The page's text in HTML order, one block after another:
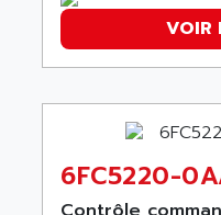
PLS514
PLS510
PLS508
SERVOSTAR
AC FEED
ADM
ADMV
ADN PESAGE
ADTECH
ADV
ADVANCE
VOIR
6FC5220-